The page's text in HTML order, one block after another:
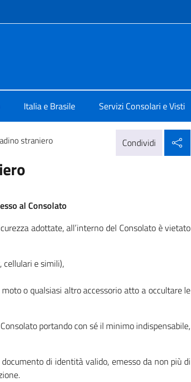
Italia e Brasile Servizi Consolari e Visti
straniero Condividi
al Consolato
adottate, all’interno del Consolato è vietato
e simili),
o qualsiasi altro accessorio atto a occultare le
portando con sé il minimo indispensabile,
di identità valido, emesso da non più di